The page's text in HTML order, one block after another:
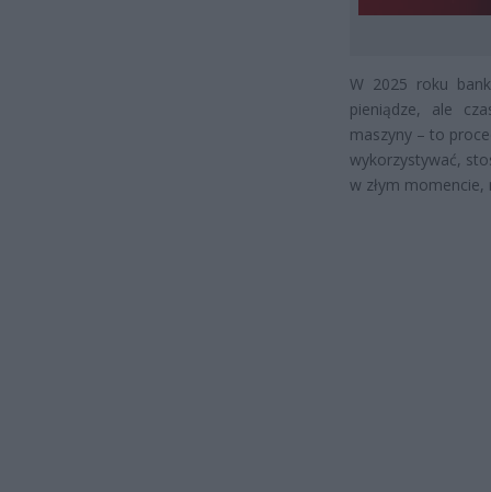
W 2025 roku
pieniądze, ale
maszyny – to
wykorzystywać,
w złym